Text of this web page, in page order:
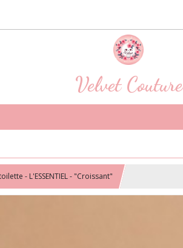
Velvet Couture
- L'ESSENTIEL - "Croissant"